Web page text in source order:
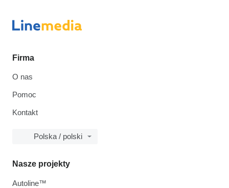
Firma
O nas
Pomoc
Kontakt
Polska / polski
Nasze projekty
Autoline™